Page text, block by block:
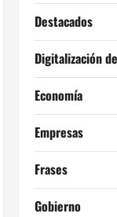
Destacados
Digitalización
Economía
Empresas
Frases
Gobierno